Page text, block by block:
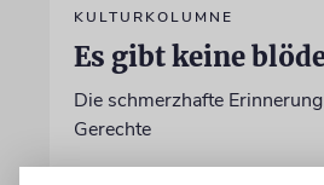
KULTURKOLUMNE
Es gibt keine
Die schmerzhafte
Gerechte